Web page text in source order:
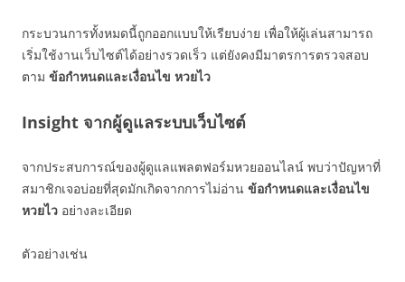
กระบวนการทั้งหมดนี้ถูกออกแบบให้เรียบง่าย เพื่อให้ผู้เล่นสามารถ
เริ่มใช้งานเว็บไซต์ได้อย่างรวดเร็ว แต่ยังคงมีมาตรการตรวจสอบ
ตาม ข้อกำหนดและเงื่อนไข หวยไว
Insight จากผู้ดูแลระบบเว็บไซต์
จากประสบการณ์ของผู้ดูแลแพลตฟอร์มหวยออนไลน์ พบว่าปัญหาที่
สมาชิกเจอบ่อยที่สุดมักเกิดจากการไม่อ่าน ข้อกำหนดและเงื่อนไข
หวยไว อย่างละเอียด
ตัวอย่างเช่น